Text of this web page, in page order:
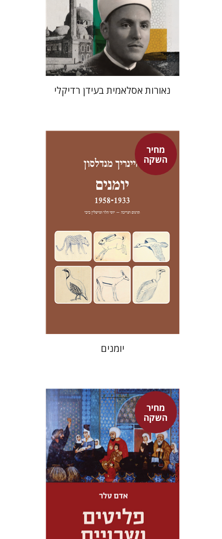
מחיר השקה
$24
נאורות אסלאמית בעידן רדיקלי
מחיר
השקההיינריך מנדלסון
יוסי הלר
מישלין ביבי
מחיר השקה
$35
$24
יומנים
מחיר
השקה
אדם טלר
דורון מגן